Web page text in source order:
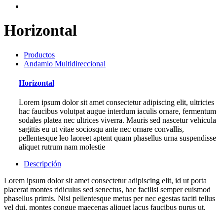
Horizontal
Productos
Andamio Multidireccional
Horizontal
Lorem ipsum dolor sit amet consectetur adipiscing elit, ultricies
hac faucibus volutpat augue interdum iaculis ornare, fermentum
sodales platea nec ultrices viverra. Mauris sed nascetur vehicula
sagittis eu ut vitae sociosqu ante nec ornare convallis,
pellentesque leo laoreet aptent quam phasellus urna suspendisse
aliquet rutrum nam molestie
Descripción
Lorem ipsum dolor sit amet consectetur adipiscing elit, id ut porta
placerat montes ridiculus sed senectus, hac facilisi semper euismod
phasellus primis. Nisi pellentesque metus per nec egestas taciti tellus
vel dui, montes congue maecenas aliquet lacus faucibus purus ut,